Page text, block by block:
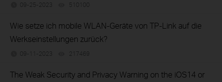
09-25-2023 510100
Wie setze ich mobile WLAN-Geräte von TP-Link auf die
Werkseinstellungen zurück?
09-11-2023 217469
The Weak Security and Privacy Warning on the iOS14 or